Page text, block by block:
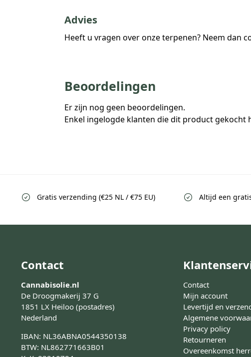
Advies
Heeft u vragen over onze terpenen? Neem dan
Beoordelingen
Er zijn nog geen beoordelingen.
Enkel ingelogde klanten die dit product gekocht
Gratis verzending (€25 NL / €75 EU) Altijd een
Contact
Cannabisolie.nl
De Droogmakerij 37 G
1851 LX Heiloo (postadres)
Nederland
IBAN: NL36ABNA0544350138
BTW: NL862771663B01
Contact
Mijn account
Levertijd en
Algemene
Privacy policy
Retourneren
Overeenkomst